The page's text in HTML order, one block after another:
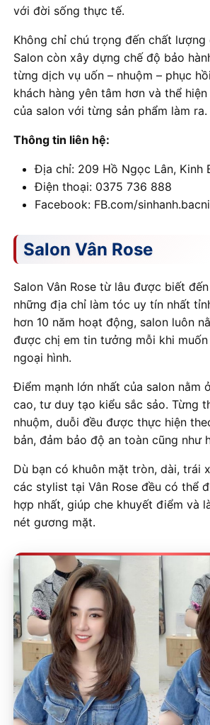
với đời sống thực tế.
Không chỉ chú trọng đến chất lượng
Salon còn xây dựng chế độ bảo
từng dịch vụ uốn – nhuộm – phục
khách hàng yên tâm hơn và thể
của salon với từng sản phẩm làm ra.
Thông tin liên hệ:
Địa chỉ: 209 Hồ Ngọc Lân, Kinh
Điện thoại: 0375 736 888
Facebook: FB.com/
Salon Vân Rose
Salon Vân Rose từ lâu được biết
những địa chỉ làm tóc uy tín nhất
hơn 10 năm hoạt động, salon luôn
được chị em tin tưởng mỗi khi muốn
ngoại hình.
Điểm mạnh lớn nhất của salon nằm
cao, tư duy tạo kiểu sắc sảo. Từng
nhuộm, duỗi đều được thực hiện
bản, đảm bảo độ an toàn cũng như
Dù bạn có khuôn mặt tròn, dài, trái
các stylist tại Vân Rose đều có thể
hợp nhất, giúp che khuyết điểm và
nét gương mặt.